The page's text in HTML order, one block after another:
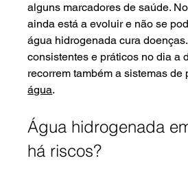
alguns marcadores de saúde.
ainda está a evoluir e não se
água hidrogenada cura
consistentes e práticos no dia a
recorrem também a sistemas de
água.
Água hidrogenada
há riscos?